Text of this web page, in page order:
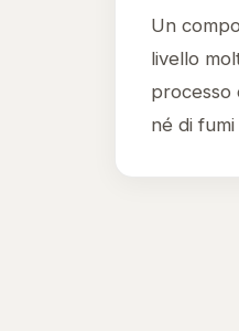
Un
livello
processo
né di fumi